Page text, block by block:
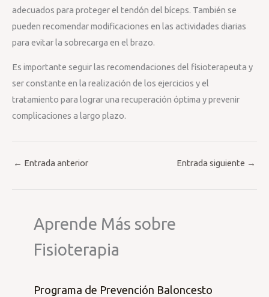
adecuados para proteger el tendón del bíceps. También se
pueden recomendar modificaciones en las actividades diarias
para evitar la sobrecarga en el brazo.
Es importante seguir las recomendaciones del fisioterapeuta y
ser constante en la realización de los ejercicios y el
tratamiento para lograr una recuperación óptima y prevenir
complicaciones a largo plazo.
← Entrada anterior Entrada siguiente →
Aprende Más sobre
Fisioterapia
Programa de Prevención Baloncesto